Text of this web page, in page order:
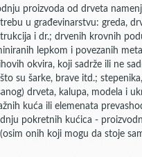
proizvoda od drveta
u građevinarstvu: greda,
i dr.; drvenih krovnih
lepkom i povezanih
okvira, koji sadrže ili ne
su šarke, brave itd.;
drveta, kalupa, modela i
kuća ili elemenata
pokretnih kućica -
onih koji mogu da stoje